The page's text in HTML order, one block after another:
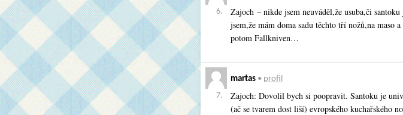
6.
Zajoch – nikde jsem neuváděl,že usuba,či
jsem,že mám doma sadu těchto tří nožů,na maso
potom Fallkniven…
7.
martas• profil
Zajoch: Dovolil bych si poopravit. Santoku je
(ač se tvarem dost liší) evropského kuchařského